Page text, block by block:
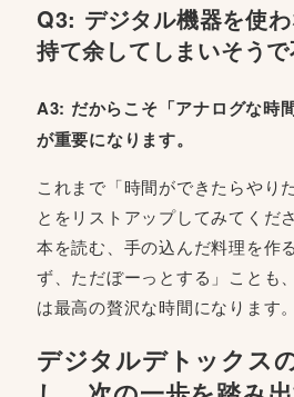
Q3: デジタル機器を使
持て余してしまいそうで
A3: だからこそ「アナログな時
が重要になります。
これまで「時間ができたらやり
とをリストアップしてみてくだ
本を読む、手の込んだ料理を作
ず、ただぼーっとする」ことも
は最高の贅沢な時間になります。
デジタルデトックス